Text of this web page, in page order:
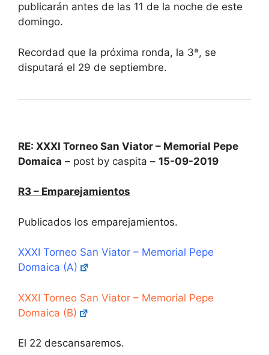
publicarán antes de las 11 de la noche de este
domingo.
Recordad que la próxima ronda, la 3ª, se
disputará el 29 de septiembre.
RE: XXXI Torneo San Viator – Memorial Pepe
Domaica – post by caspita – 15-09-2019
R3 – Emparejamientos
Publicados los emparejamientos.
XXXI Torneo San Viator – Memorial Pepe
Domaica (A)
XXXI Torneo San Viator – Memorial Pepe
Domaica (B)
El 22 descansaremos.